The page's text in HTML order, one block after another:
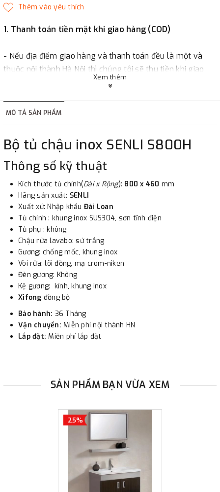
1. Thanh toán tiền mặt khi giao hàng (COD)
- Nếu địa điểm giao hàng và thanh toán đều là một và
thuộc nội thành Hà Nội thì chúng tôi sẽ thu tiền khi giao
hàng hoặc khách hàng đặt tiền trước một phần giá trị đơn
2. Thanh toán trực tiếp tại :
-Showroom Thanh Hương Địa chỉ : 23 phố Cát Linh,
phường Cát Linh, quận Đống Đa, Hà Nội.
3. Chuyển khoản qua ngân hàng
- Nếu địa điểm giao hàng khác với địa điểm thanh toán
hoặc với những đơn đặt hàng ngoài nội thành Hà Nội.
Chúng tôi sẽ thu tiền trước 100% giá trị hàng + phí vận
chuyển theo cước phí tính trong chính sách vận chuyển
bằng phương thức chuyển khoản trước khi giao hàng.
- Sau khi có thông tin xác thực đã chuyển tiền của quý
khách, chúng tôi sẽ thực hiện đơn hàng theo yêu cầu.
Xem thêm
MÔ TẢ SẢN PHẨM
Bộ tủ chậu inox SENLI S800H
Thông số kỹ thuật
Kích thước tủ chính(Dài x Rộng): 800 x 460 mm
Hãng sản xuất: SENLI
Xuất xứ: Nhập khẩu Đài Loan
Tủ chính : khung inox SUS304, sơn tĩnh điện
Tủ phụ : không
Chậu rửa lavabo: sứ trắng
Gương: chống mốc, khung inox
Vòi rửa: lõi đồng, mạ crom-niken
Đèn gương: Không
Kệ gương: kính, khung inox
Xifong đồng bộ
Bảo hành: 36 Tháng
Vận chuyển: Miễn phí nội thành HN
Lắp đặt:Miễn phí lắp đặt
SẢN PHẨM BẠN VỪA XEM
25%